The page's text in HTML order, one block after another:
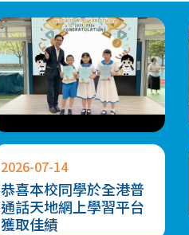
2026-07-14
恭喜本校同學於全港普
通話天地網上學習平台
獲取佳績